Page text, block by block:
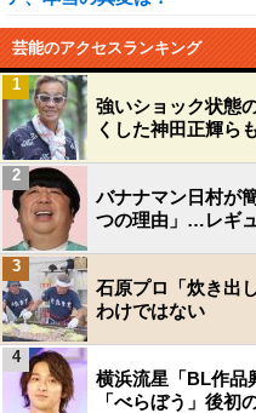
芸能のアクセスランキング
強いショック状態
くした神田正輝ら
1
バナナマン日村が
つの理由」…レギ
2
石原プロ「炊き出
わけではない
3
横浜流星「BL作品
「べらぼう」後初
4